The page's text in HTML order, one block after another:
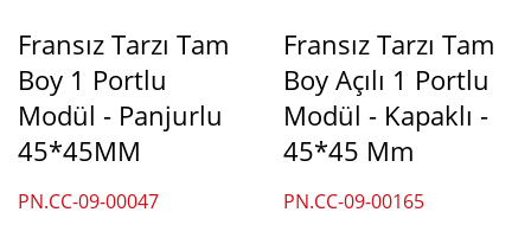
Fransız Tarzı Tam
Boy 1 Portlu
Modül - Panjurlu
45*45MM
PN.CC-09-00047
Fransız Tarzı Tam
Boy Açılı 1 Portlu
Modül - Kapaklı -
45*45 Mm
PN.CC-09-00165